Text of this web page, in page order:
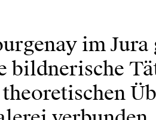
im Jura
bildnerische